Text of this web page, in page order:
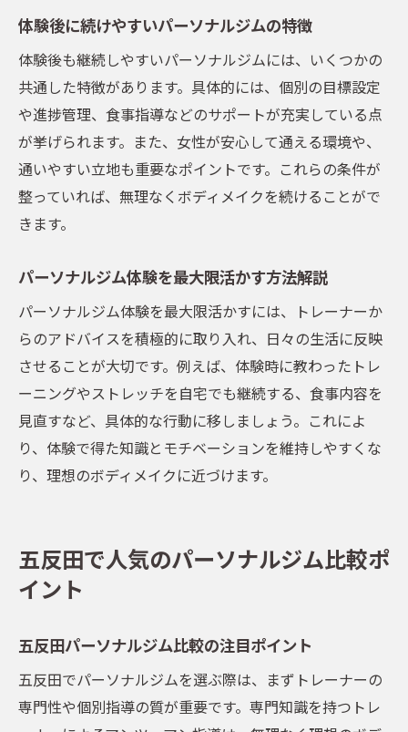
体験後に続けやすいパーソナルジムの特徴
体験後も継続しやすいパーソナルジムには、いくつかの
共通した特徴があります。具体的には、個別の目標設定
や進捗管理、食事指導などのサポートが充実している点
が挙げられます。また、女性が安心して通える環境や、
通いやすい立地も重要なポイントです。これらの条件が
整っていれば、無理なくボディメイクを続けることがで
きます。
パーソナルジム体験を最大限活かす方法解説
パーソナルジム体験を最大限活かすには、トレーナーか
らのアドバイスを積極的に取り入れ、日々の生活に反映
させることが大切です。例えば、体験時に教わったトレ
ーニングやストレッチを自宅でも継続する、食事内容を
見直すなど、具体的な行動に移しましょう。これによ
り、体験で得た知識とモチベーションを維持しやすくな
り、理想のボディメイクに近づけます。
五反田で人気のパーソナルジム比較ポ
イント
五反田パーソナルジム比較の注目ポイント
五反田でパーソナルジムを選ぶ際は、まずトレーナーの
専門性や個別指導の質が重要です。専門知識を持つトレ